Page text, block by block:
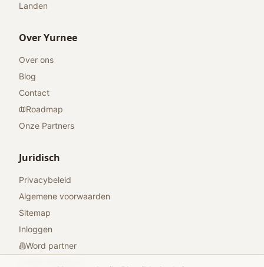
Landen
Over Yurnee
Over ons
Blog
Contact
Roadmap
Onze Partners
Juridisch
Privacybeleid
Algemene voorwaarden
Sitemap
Inloggen
Word partner